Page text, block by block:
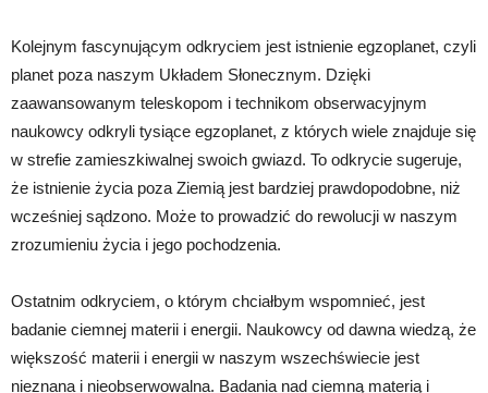
Kolejnym fascynującym odkryciem jest istnienie egzoplanet, czyli
planet poza naszym Układem Słonecznym. Dzięki
zaawansowanym teleskopom i technikom obserwacyjnym
naukowcy odkryli tysiące egzoplanet, z których wiele znajduje się
w strefie zamieszkiwalnej swoich gwiazd. To odkrycie sugeruje,
że istnienie życia poza Ziemią jest bardziej prawdopodobne, niż
wcześniej sądzono. Może to prowadzić do rewolucji w naszym
zrozumieniu życia i jego pochodzenia.
Ostatnim odkryciem, o którym chciałbym wspomnieć, jest
badanie ciemnej materii i energii. Naukowcy od dawna wiedzą, że
większość materii i energii w naszym wszechświecie jest
nieznana i nieobserwowalna. Badania nad ciemną materią i